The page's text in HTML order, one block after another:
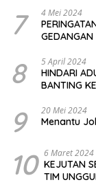
7 4 Mei 2024
GEDANGAN
8 5 April 2024
HINDARI
BANTING
9 20 Mei 2024
Menantu
10 6 Maret 2024
KEJUTAN
TIM